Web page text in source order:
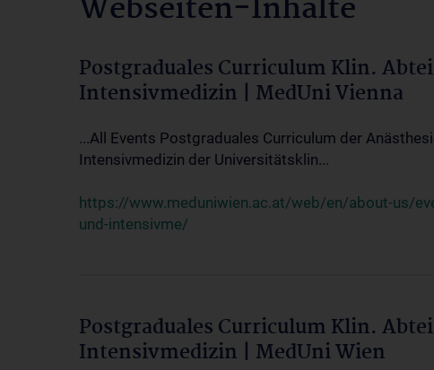
Webseiten-Inhalte
Postgraduales Curriculum Klin.
Intensivmedizin | MedUni Vienna
...All Events Postgraduales Curriculum der
Intensivmedizin der Universitätsklin...
https://www.meduniwien.ac.at/web/en/about-us/
und-intensivme/
Postgraduales Curriculum Klin.
Intensivmedizin | MedUni Wien